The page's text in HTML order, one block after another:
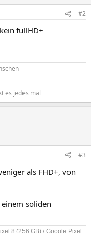
#2
fullHD+
es jedes mal
#3
als FHD+, von
soliden
8 (256 GB) / Google Pixel